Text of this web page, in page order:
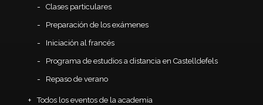
Clases particulares
Preparación de los exámenes
Iniciación al francés
Programa de estudios a distancia en Castelldefels
Repaso de verano
Todos los eventos de la academia